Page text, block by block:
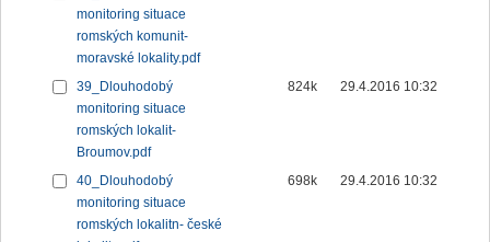
monitoring situace
romských komunit-
moravské lokality.pdf
39_Dlouhodobý
monitoring situace
romských lokalit-
Broumov.pdf
824k 29.4.2016 10:32
40_Dlouhodobý
monitoring situace
romských lokalitn- české
698k 29.4.2016 10:32